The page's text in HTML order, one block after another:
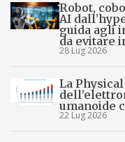
Robot,
AI
guida agli
da evitare
28 Lug 2026
La
umanoide
22 Lug 2026